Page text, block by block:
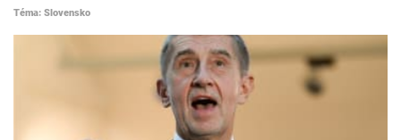
Téma: Slovensko